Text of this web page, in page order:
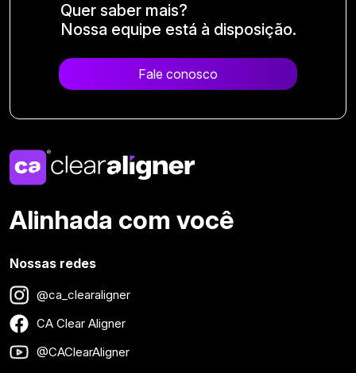
Quer saber mais?
Nossa equipe está à disposição.
Fale conosco
Alinhada com você
Nossas redes
@ca_clearaligner
CA Clear Aligner
@CAClearAligner